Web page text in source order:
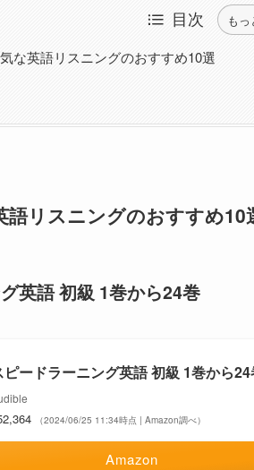
目次 も
な英語リスニングのおすすめ10選
リスニングのおすすめ10
英語 初級 1巻から24巻
ピードラーニング英語 初級 1巻から
（2024/06/25 11:34時点 | Amazon調べ）
Amazon